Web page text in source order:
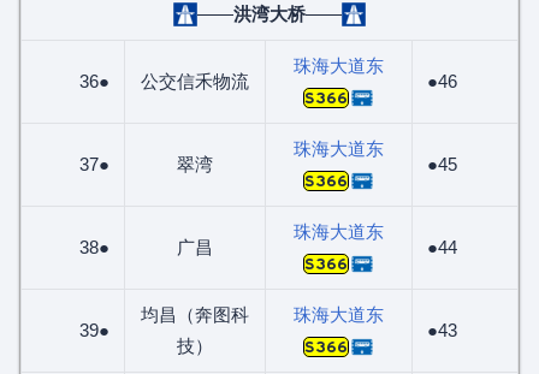
——洪湾大桥——
36● 公交信禾物流
珠海大道东
S366
●46
37● 翠湾
珠海大道东
S366
●45
38● 广昌
珠海大道东
S366
●44
39●
均昌（奔图科
技）
珠海大道东
S366
●43